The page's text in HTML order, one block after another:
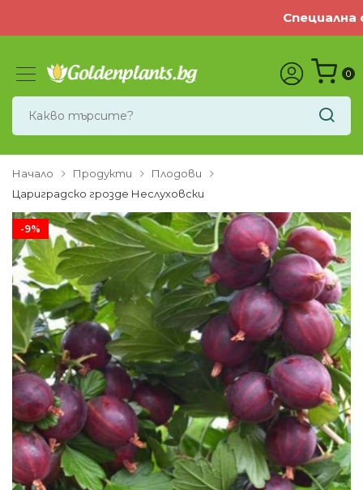
Специална
0
Начало Продукти
Плодови
Цариградско грозде Неслуховски
-9%